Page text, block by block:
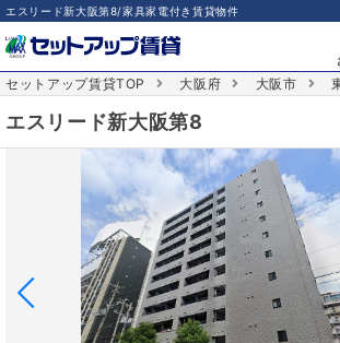
エスリード新大阪第8/家具家電付き賃貸物件
セットアップ賃貸TOP 大阪府 大阪市
エスリード新大阪第8